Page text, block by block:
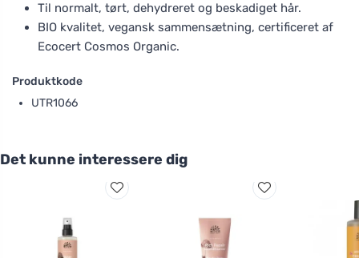
Til normalt, tørt, dehydreret og beskadiget hår.
BIO kvalitet, vegansk sammensætning, certificeret af
Ecocert Cosmos Organic.
Produktkode
UTR1066
Det kunne interessere dig